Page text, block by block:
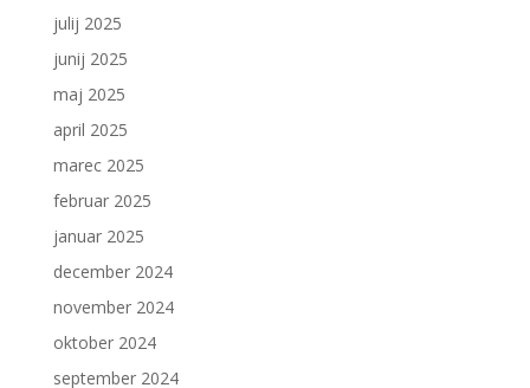
julij 2025
junij 2025
maj 2025
april 2025
marec 2025
februar 2025
januar 2025
december 2024
november 2024
oktober 2024
september 2024